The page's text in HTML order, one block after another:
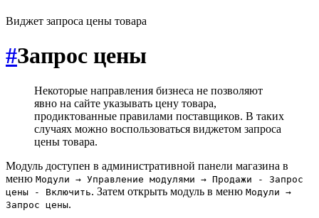
Виджет запроса цены товара
#Запрос цены
Некоторые направления бизнеса не позволяют
явно на сайте указывать цену товара,
продиктованные правилами поставщиков. В таких
случаях можно воспользоваться виджетом запроса
цены товара.
Модуль доступен в административной панели магазина в
меню Модули → Управление модулями → Продажи - Запрос
цены - Включить. Затем открыть модуль в меню Модули →
Запрос цены.